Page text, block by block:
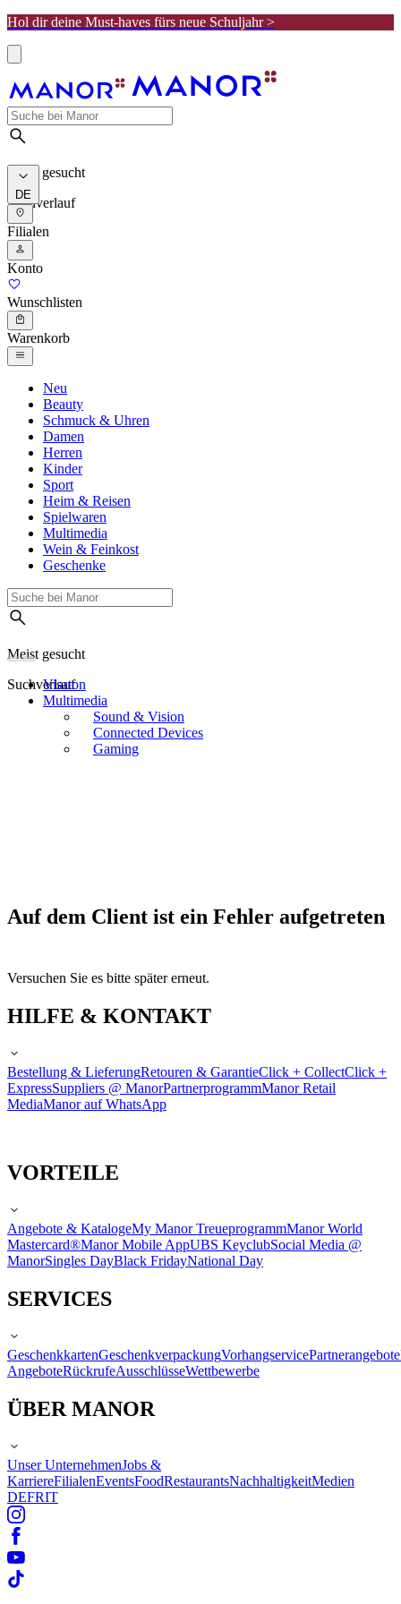
Hol dir deine Must-haves fürs neue Schuljahr >
Meist gesucht
Suchverlauf
DE
Filialen
Konto
Wunschlisten
Warenkorb
Neu
Beauty
Schmuck & Uhren
Damen
Herren
Kinder
Sport
Heim & Reisen
Spielwaren
Multimedia
Wein & Feinkost
Geschenke
Meist gesucht
Suchverlauf
Visaton
Multimedia
Sound & Vision
Connected Devices
Gaming
Auf dem Client ist ein Fehler aufgetreten
Versuchen Sie es bitte später erneut.
HILFE & KONTAKT
Bestellung & LieferungRetouren & GarantieClick + CollectClick +
ExpressSuppliers @ ManorPartnerprogrammManor Retail
MediaManor auf WhatsApp
VORTEILE
Angebote & KatalogeMy Manor TreueprogrammManor World
Mastercard®Manor Mobile AppUBS KeyclubSocial Media @
ManorSingles DayBlack FridayNational Day
SERVICES
GeschenkkartenGeschenkverpackungVorhangservicePartnerangebote
AngeboteRückrufeAusschlüsseWettbewerbe
ÜBER MANOR
Unser UnternehmenJobs &
KarriereFilialenEventsFoodRestaurantsNachhaltigkeitMedien
DEFRIT